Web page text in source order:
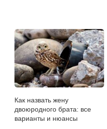
Как назвать жену
двоюродного брата: все
варианты и нюансы